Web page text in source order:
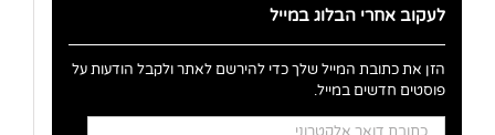
לעקוב אחרי הבלוג במייל
הזן את כתובת המייל שלך כדי להירשם לאתר ולקבל הודעות על
פוסטים חדשים במייל.
כתובת